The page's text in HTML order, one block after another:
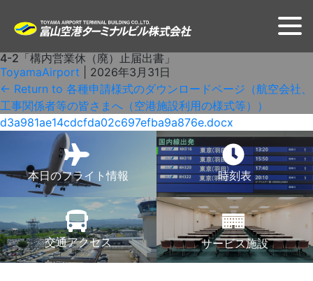
4-2「構内営業休（廃）止届出書」
ToyamaAirport
2026年3月31日
← Return to 各種申請様式のダウンロードページ（航空会社、
工事関係者等の皆さまへ（空港施設利用の様式等））
d3a981ae14cdcfda02c697efba9a876e.docx
本日のフライト情報 時刻表
交通アクセス サービス施設